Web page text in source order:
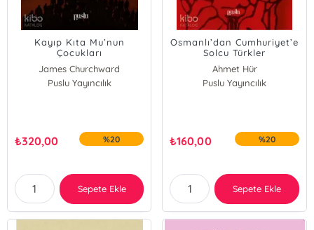
Kayıp Kıta Mu’nun
Çocukları
James Churchward
Puslu Yayıncılık
₺320,00 %20
Sepete Ekle
Osmanlı’dan Cumhuriyet’e
Solcu Türkler
Ahmet Hür
Puslu Yayıncılık
₺160,00 %20
Sepete Ekle